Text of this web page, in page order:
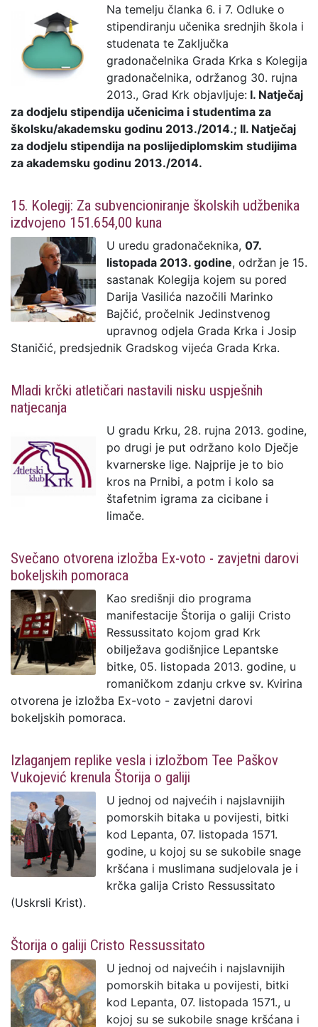
Na temelju članka 6. i 7. Odluke o
stipendiranju učenika srednjih škola i
studenata te Zaključka
gradonačelnika Grada Krka s Kolegija
gradonačelnika, održanog 30. rujna
2013., Grad Krk objavljuje: I. Natječaj
za dodjelu stipendija učenicima i studentima za
školsku/akademsku godinu 2013./2014.; II. Natječaj
za dodjelu stipendija na poslijediplomskim studijima
za akademsku godinu 2013./2014.
15. Kolegij: Za subvencioniranje školskih udžbenika
izdvojeno 151.654,00 kuna
U uredu gradonačeknika, 07.
listopada 2013. godine, održan je 15.
sastanak Kolegija kojem su pored
Darija Vasilića nazočili Marinko
Bajčić, pročelnik Jedinstvenog
upravnog odjela Grada Krka i Josip
Staničić, predsjednik Gradskog vijeća Grada Krka.
Mladi krčki atletičari nastavili nisku uspješnih
natjecanja
U gradu Krku, 28. rujna 2013. godine,
po drugi je put održano kolo Dječje
kvarnerske lige. Najprije je to bio
kros na Prnibi, a potm i kolo sa
štafetnim igrama za cicibane i
limače.
Svečano otvorena izložba Ex-voto - zavjetni darovi
bokeljskih pomoraca
Kao središnji dio programa
manifestacije Štorija o galiji Cristo
Ressussitato kojom grad Krk
obilježava godišnjice Lepantske
bitke, 05. listopada 2013. godine, u
romaničkom zdanju crkve sv. Kvirina
otvorena je izložba Ex-voto - zavjetni darovi
bokeljskih pomoraca.
Izlaganjem replike vesla i izložbom Tee Paškov
Vukojević krenula Štorija o galiji
U jednoj od najvećih i najslavnijih
pomorskih bitaka u povijesti, bitki
kod Lepanta, 07. listopada 1571.
godine, u kojoj su se sukobile snage
kršćana i muslimana sudjelovala je i
krčka galija Cristo Ressussitato
(Uskrsli Krist).
Štorija o galiji Cristo Ressussitato
U jednoj od najvećih i najslavnijih
pomorskih bitaka u povijesti, bitki
kod Lepanta, 07. listopada 1571., u
kojoj su se sukobile snage kršćana i